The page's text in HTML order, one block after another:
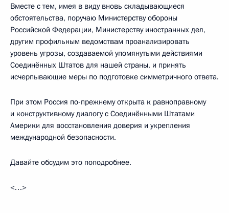
Вместе с тем, имея в виду вновь складывающиеся
обстоятельства, поручаю Министерству обороны
Российской Федерации, Министерству иностранных дел,
другим профильным ведомствам проанализировать
уровень угрозы, создаваемой упомянутыми действиями
Соединённых Штатов для нашей страны, и принять
исчерпывающие меры по подготовке симметричного ответа.
При этом Россия по-прежнему открыта к равноправному
и конструктивному диалогу с Соединёнными Штатами
Америки для восстановления доверия и укрепления
международной безопасности.
Давайте обсудим это поподробнее.
<…>